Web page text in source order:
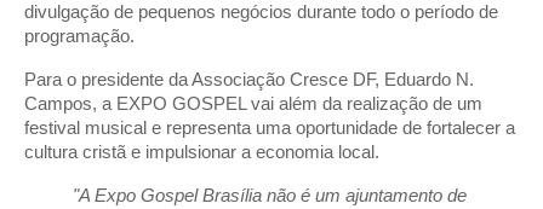
divulgação de pequenos negócios durante todo o período de
programação.
Para o presidente da Associação Cresce DF, Eduardo N.
Campos, a EXPO GOSPEL vai além da realização de um
festival musical e representa uma oportunidade de fortalecer a
cultura cristã e impulsionar a economia local.
"A Expo Gospel Brasília não é um ajuntamento de